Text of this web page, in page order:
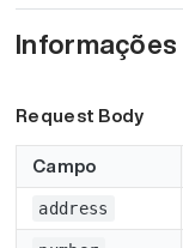
Request Body
Campo
address